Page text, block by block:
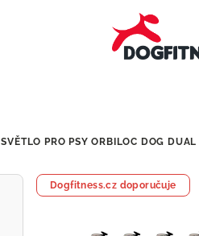
SVĚTLO PRO PSY ORBILOC DOG DUAL
Dogfitness.cz doporučuje